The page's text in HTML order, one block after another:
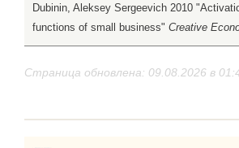
Dubinin, Aleksey Sergeevich 2010
functions of small business" Creative
Страница обновлена: 09.08.2026 в